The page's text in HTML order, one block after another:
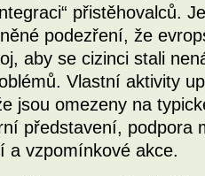
přistěhovalců.
podezření, že
aby se cizinci stali
Vlastní aktivity
jsou omezeny na
představení, podpora
a vzpomínkové akce.